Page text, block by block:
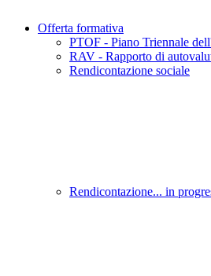
Offerta formativa
PTOF - Piano Triennale
RAV - Rapporto di
Rendicontazione sociale
Rendicontazione... in